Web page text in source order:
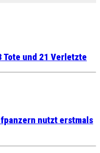
Tote und 21 Verletzte
nutzt erstmals